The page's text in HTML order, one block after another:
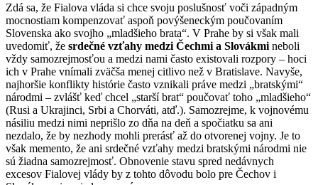
Zdá sa, že Fialova vláda si chce svoju poslušnosť voči západným
mocnostiam kompenzovať aspoň povýšeneckým poučovaním
Slovenska ako svojho „mladšieho brata“. V Prahe by si však mali
uvedomiť, že srdečné vzťahy medzi Čechmi a Slovákmi neboli
vždy samozrejmosťou a medzi nami často existovali rozpory – hoci
ich v Prahe vnímali zväčša menej citlivo než v Bratislave. Navyše,
najhoršie konflikty histórie často vznikali práve medzi „bratskými“
národmi – zvlášť keď chcel „starší brat“ poučovať toho „mladšieho“
(Rusi a Ukrajinci, Srbi a Chorváti, atď.). Samozrejme, k vojnovému
násiliu medzi nimi neprišlo zo dňa na deň a spočiatku sa ani
nezdalo, že by nezhody mohli prerásť až do otvorenej vojny. Je to
však memento, že ani srdečné vzťahy medzi bratskými národmi nie
sú žiadna samozrejmosť. Obnovenie stavu spred nedávnych
excesov Fialovej vlády by z tohto dôvodu bolo pre Čechov i